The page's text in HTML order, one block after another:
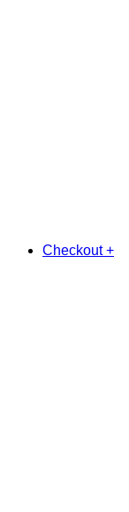
Checkout +